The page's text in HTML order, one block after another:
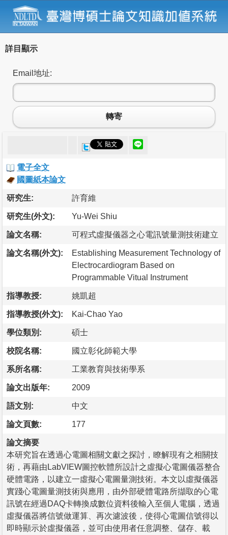
詳目顯示
Email地址:
轉寄
電子全文
國圖紙本論文
研究生: 許育維
研究生(外文): Yu-Wei Shiu
論文名稱: 可程式虛擬儀器之心電訊號量測技術建立
論文名稱(外文):
Establishing Measurement Technology of
Electrocardiogram Based on
Programmable Vitual Instrument
指導教授: 姚凱超
指導教授(外文): Kai-Chao Yao
學位類別: 碩士
校院名稱: 國立彰化師範大學
系所名稱: 工業教育與技術學系
論文出版年: 2009
語文別: 中文
論文頁數: 177
論文摘要
本研究旨在透過心電圖相關文獻之探討，瞭解現有之相關技
術，再藉由LabVIEW圖控軟體所設計之虛擬心電圖儀器整合
硬體電路，以建立一虛擬心電圖量測技術。本文以虛擬儀器
實踐心電圖量測技術與應用，由外部硬體電路所擷取的心電
訊號在經過DAQ卡轉換成數位資料後輸入至個人電腦，透過
虛擬儀器將信號做運算、再次濾波後，使得心電圖信號得以
即時顯示於虛擬儀器，並可由使用者任意調整、儲存、載